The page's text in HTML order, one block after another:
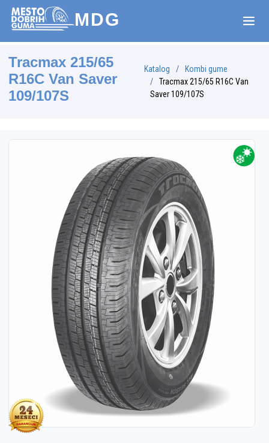
MDG
Tracmax 215/65
R16C Van Saver
109/107S
Katalog
Kombi gume
Tracmax 215/65 R16C Van
Saver 109/107S